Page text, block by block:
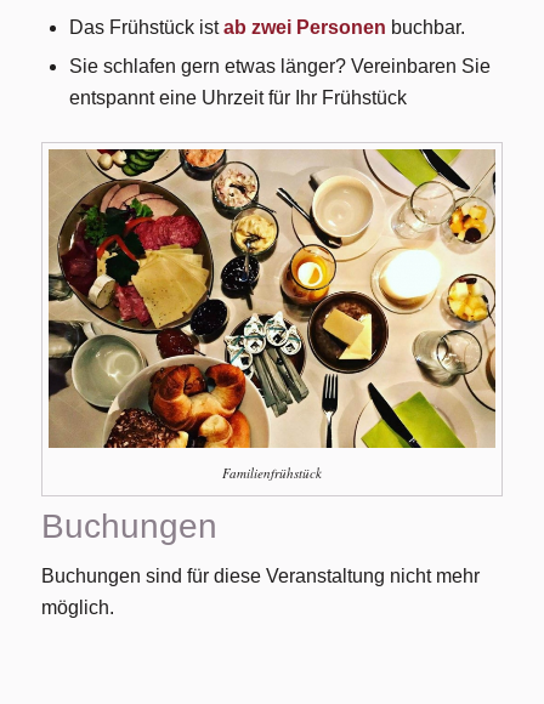
Das Frühstück istab zwei Personen buchbar.
Sie schlafen gern etwas länger? Vereinbaren Sie
entspannt eine Uhrzeit für Ihr Frühstück
Familienfrühstück
Buchungen
Buchungen sind für diese Veranstaltung nicht mehr
möglich.